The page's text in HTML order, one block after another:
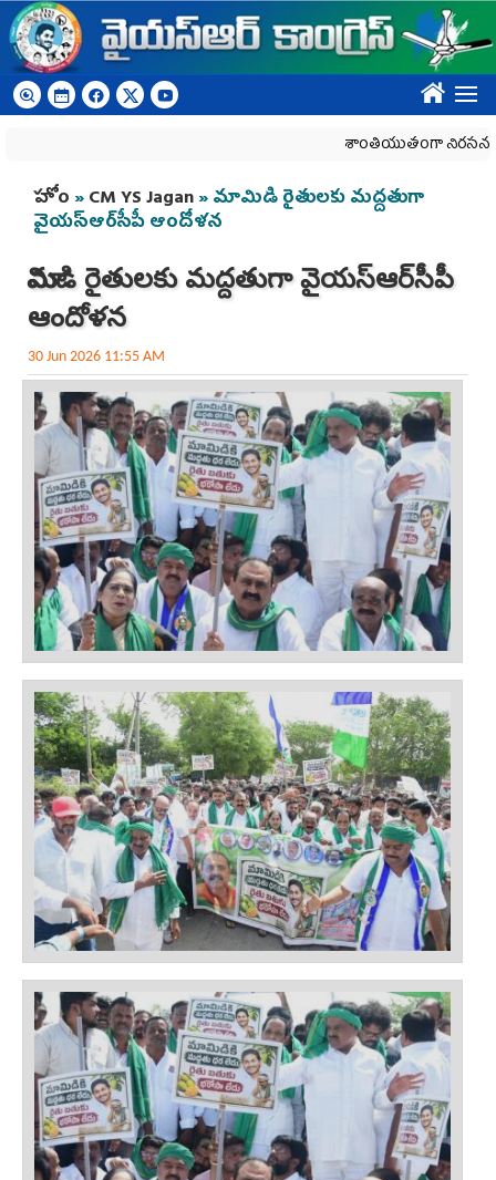
Skip to main content
????
శాంతియుతంగా నిరసన తెలిపే
You are here
హోం »CM YS Jagan» మామిడి రైతులకు మద్దతుగా
వైయ‌స్ఆర్‌సీపీ ఆందోళన
మామిడి రైతులకు మద్దతుగా వైయ‌స్ఆర్‌సీపీ
ఆందోళన
30 Jun 2026 11:55 AM